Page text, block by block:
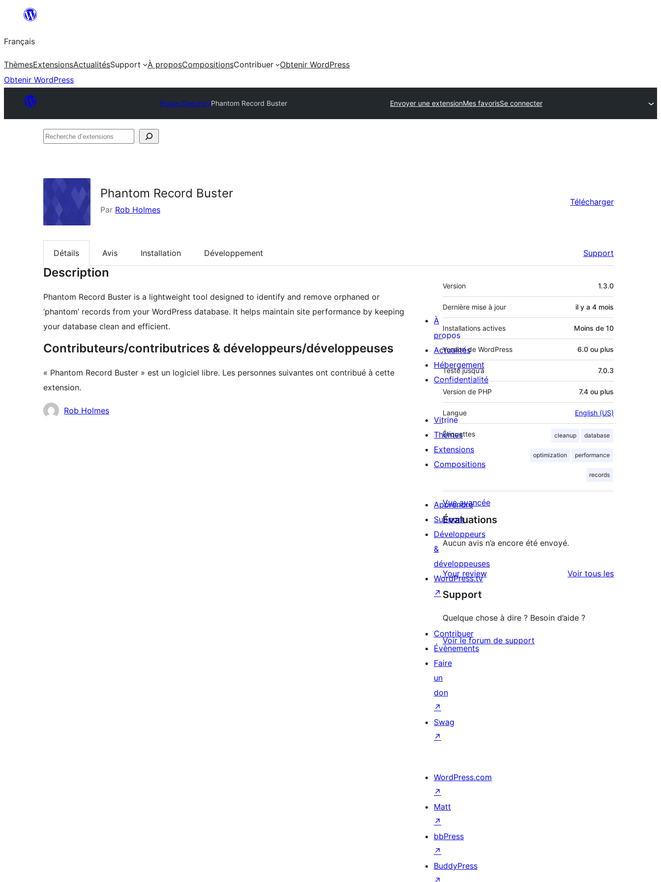
contenu
Français
ThèmesExtensionsActualitésSupport À proposCompositionsContribuer
Obtenir WordPress
Obtenir WordPress
Plugin DirectoryPhantom Record Buster Envoyer une extensionMes favorisSe connecter
Recherche
Phantom Record Buster
Par Rob Holmes
Télécharger
Détails Avis Installation Développement Support
Description
Phantom Record Buster is a lightweight tool designed to identify and remove orphaned or
‘phantom’ records from your WordPress database. It helps maintain site performance by keeping
your database clean and efficient.
Contributeurs/contributrices & développeurs/développeuses
« Phantom Record Buster » est un logiciel libre. Les personnes suivantes ont contribué à cette
extension.
Contributeurs
Rob Holmes
Méta
Version 1.3.0
Dernière mise à jour il y a 4 mois
Installations actives Moins de 10
Version de WordPress 6.0 ou plus
Testé jusqu’à 7.0.3
Version de PHP 7.4 ou plus
Langue English (US)
Étiquettes cleanup database
optimization performance
records
Vue avancée
Évaluations
Aucun avis n’a encore été envoyé.
Your review Voir tous lesavis
Support
Quelque chose à dire ? Besoin d’aide ?
Voir le forum de support
À
propos
Actualités
Hébergement
Confidentialité
Vitrine
Thèmes
Extensions
Compositions
Apprendre
Support
Développeurs
&
développeuses
WordPress.tv
↗
Contribuer
Évènements
Faire
un
don
↗
Swag
↗
WordPress.com
↗
Matt
↗
bbPress
↗
BuddyPress